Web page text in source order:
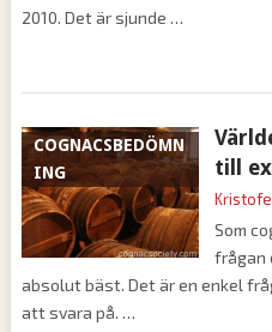
2010. Det är sjunde
COGNACSBEDÖMN
ING
till
Som
frågan
absolut bäst. Det är en enkel
att svara på.